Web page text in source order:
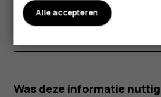
Was deze informatie
Alle accepteren